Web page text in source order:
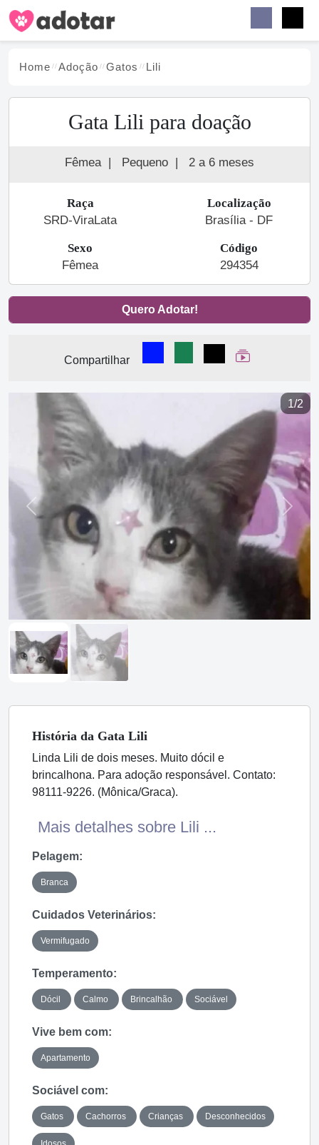
Home Adoção Gatos Lili
Gata Lili para doação
Fêmea | Pequeno | 2 a 6 meses
Raça
SRD-ViraLata
Localização
Brasília - DF
Sexo
Fêmea
Código
294354
Quero Adotar!
Compartilhar
Compartilhar no Facebook
Compartilhar no
Compartilhar
Ver Web Story
1/2
Previous Next
História da Gata Lili
Linda Lili de dois meses. Muito dócil e
brincalhona. Para adoção responsável. Contato:
98111-9226. (Mônica/Graca).
Mais detalhes sobre Lili ...
Pelagem:
Branca
Cuidados Veterinários:
Vermifugado
Temperamento:
Dócil Calmo Brincalhão Sociável
Vive bem com:
Apartamento
Sociável com:
Gatos Cachorros Crianças Desconhecidos